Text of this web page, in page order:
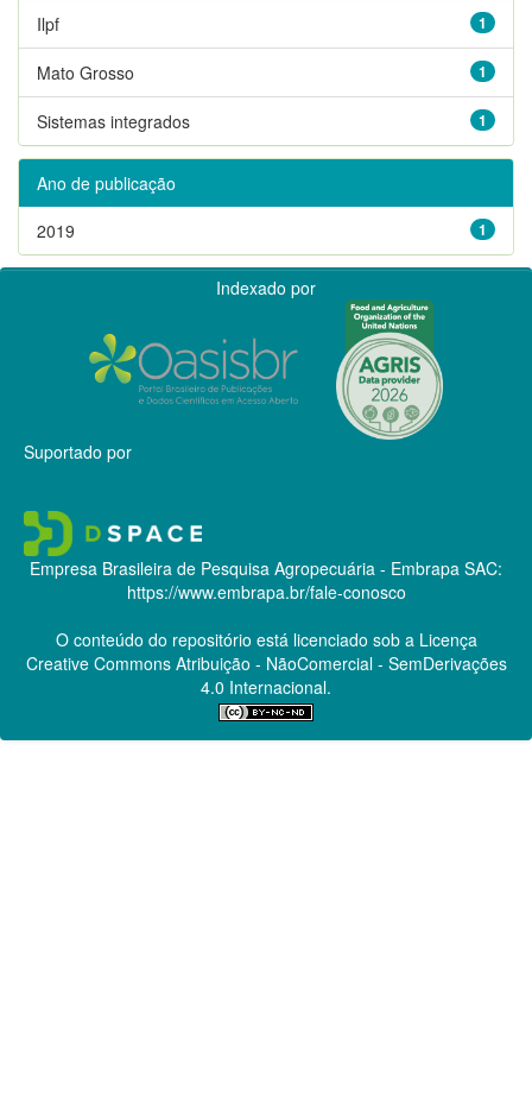
1
Ilpf
1
Mato Grosso
1
Sistemas integrados
Ano de publicação
1
2019
Indexado por
Suportado por
Empresa Brasileira de Pesquisa Agropecuária - Embrapa SAC:
https://www.embrapa.br/fale-conosco
O conteúdo do repositório está licenciado sob a Licença
Creative CommonsAtribuição - NãoComercial - SemDerivações
4.0 Internacional.